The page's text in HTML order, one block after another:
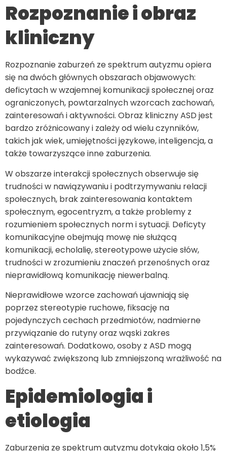
Rozpoznanie i obraz
kliniczny
Rozpoznanie zaburzeń ze spektrum autyzmu opiera
się na dwóch głównych obszarach objawowych:
deficytach w wzajemnej komunikacji społecznej oraz
ograniczonych, powtarzalnych wzorcach zachowań,
zainteresowań i aktywności. Obraz kliniczny ASD jest
bardzo zróżnicowany i zależy od wielu czynników,
takich jak wiek, umiejętności językowe, inteligencja, a
także towarzyszące inne zaburzenia.
W obszarze interakcji społecznych obserwuje się
trudności w nawiązywaniu i podtrzymywaniu relacji
społecznych, brak zainteresowania kontaktem
społecznym, egocentryzm, a także problemy z
rozumieniem społecznych norm i sytuacji. Deficyty
komunikacyjne obejmują mowę nie służącą
komunikacji, echolalię, stereotypowe użycie słów,
trudności w zrozumieniu znaczeń przenośnych oraz
nieprawidłową komunikację niewerbalną.
Nieprawidłowe wzorce zachowań ujawniają się
poprzez stereotypie ruchowe, fiksację na
pojedynczych cechach przedmiotów, nadmierne
przywiązanie do rutyny oraz wąski zakres
zainteresowań. Dodatkowo, osoby z ASD mogą
wykazywać zwiększoną lub zmniejszoną wrażliwość na
bodźce.
Epidemiologia i
etiologia
Zaburzenia ze spektrum autyzmu dotykają około 1,5%